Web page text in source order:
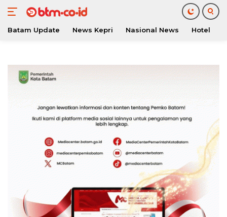
konten
Batam Update News Kepri Nasional News Hotel